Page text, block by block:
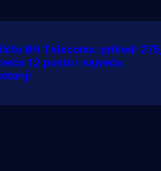
BH Telecoma: prihodi
12 posto i najveća